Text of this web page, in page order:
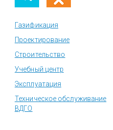
Газификация
Проектирование
Строительство
Учебный центр
Эксплуатация
Техническое обслуживание
ВДГО